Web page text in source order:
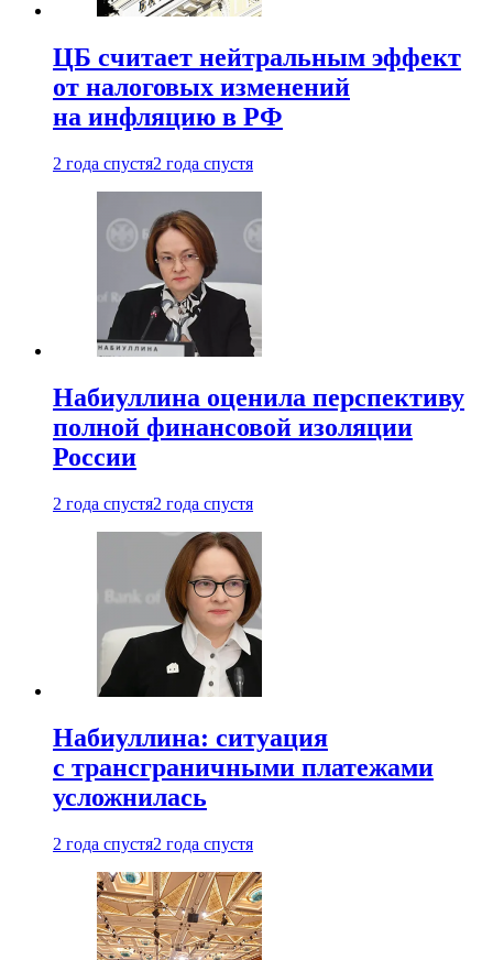
ЦБ считает нейтральным эффект
от налоговых изменений
на инфляцию в РФ
2 года спустя2 года спустя
Набиуллина оценила перспективу
полной финансовой изоляции
России
2 года спустя2 года спустя
Набиуллина: ситуация
с трансграничными платежами
усложнилась
2 года спустя2 года спустя